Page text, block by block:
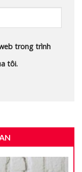
trong trình
tôi.